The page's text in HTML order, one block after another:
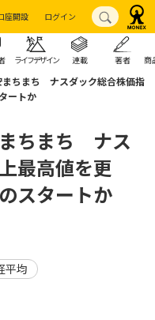
座開設 ログイン
ライフデザイン 連載 著者 商
まちまち ナスダック総合株価指
ートか
ちまち ナス
最高値を更
スタートか
平均